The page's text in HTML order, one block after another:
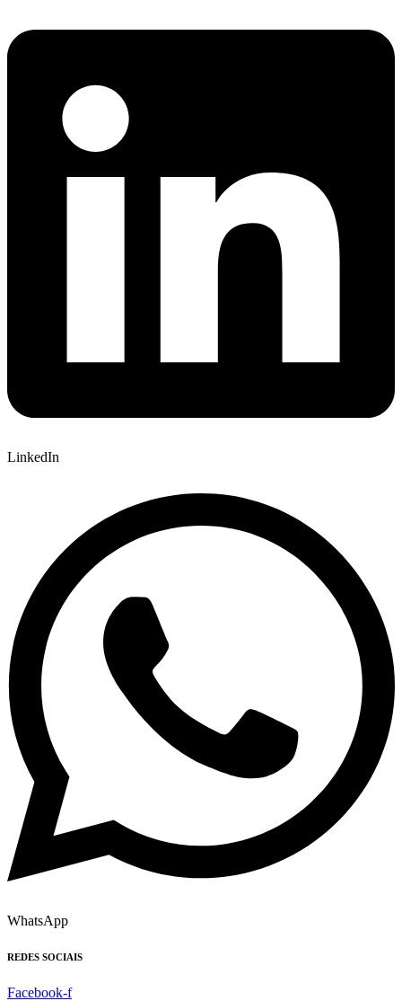
LinkedIn
WhatsApp
REDES SOCIAIS
Facebook-f